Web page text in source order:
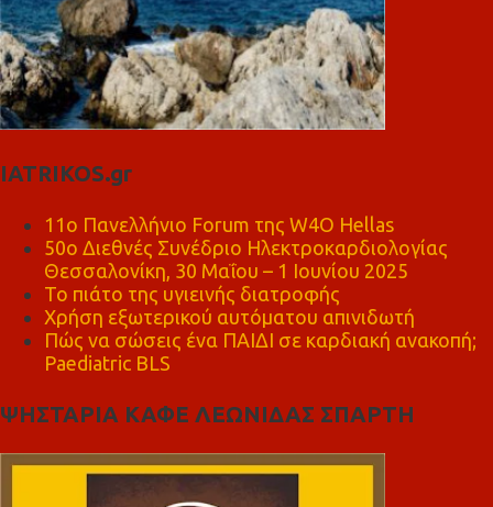
IATRIKOS.gr
11ο Πανελλήνιο Forum της W4O Hellas
50ο Διεθνές Συνέδριο Ηλεκτροκαρδιολογίας
Θεσσαλονίκη, 30 Μαΐου – 1 Ιουνίου 2025
Το πιάτο της υγιεινής διατροφής
Χρήση εξωτερικού αυτόματου απινιδωτή
Πώς να σώσεις ένα ΠΑΙΔΙ σε καρδιακή ανακοπή;
Paediatric BLS
ΨΗΣΤΑΡΙΑ ΚΑΦΕ ΛΕΩΝΙΔΑΣ ΣΠΑΡΤΗ